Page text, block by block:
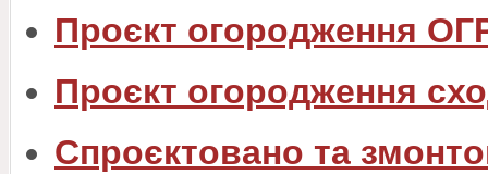
Проєкт огородження
Проєкт огородження
Спроєктовано та